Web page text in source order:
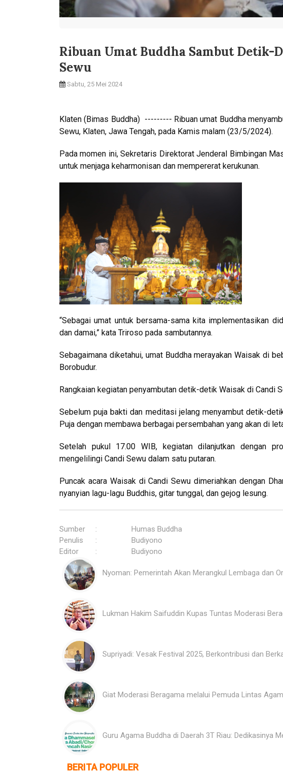
Ribuan Umat Buddha Sambut Detik-
Sewu
Sabtu, 25 Mei 2024
Klaten (Bimas Buddha) --------- Ribuan umat Buddha
Sewu, Klaten, Jawa Tengah, pada Kamis malam (23/5/2024).
Pada momen ini, Sekretaris Direktorat Jenderal Bimbingan
untuk menjaga keharmonisan dan mempererat kerukunan.
“Sebagai umat untuk bersama-sama kita implementasikan
dan damai,” kata Triroso pada sambutannya.
Sebagaimana diketahui, umat Buddha merayakan Waisak di
Borobudur.
Rangkaian kegiatan penyambutan detik-detik Waisak di Candi
Sebelum puja bakti dan meditasi jelang menyambut detik-
Puja dengan membawa berbagai persembahan yang akan di
Setelah pukul 17.00 WIB, kegiatan dilanjutkan dengan
mengelilingi Candi Sewu dalam satu putaran.
Puncak acara Waisak di Candi Sewu dimeriahkan dengan
nyanyian lagu-lagu Buddhis, gitar tunggal, dan gejog lesung.
Sumber :
Humas Buddha
Penulis
:
Budiyono
Editor
: Budiyono
Nyoman: Pemerintah Akan Merangkul Lembaga dan
Lukman Hakim Saifuddin Kupas Tuntas Moderasi
Supriyadi: Vesak Festival 2025, Berkontribusi dan
Giat Moderasi Beragama melalui Pemuda Lintas
Guru Agama Buddha di Daerah 3T Riau: Dedikasinya
BERITA POPULER